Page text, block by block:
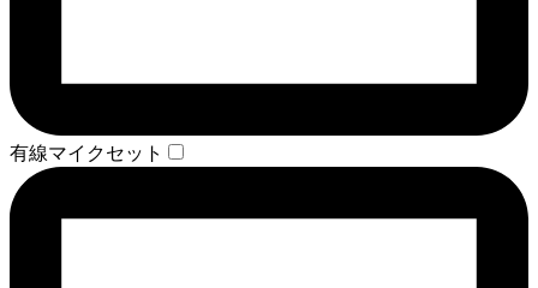
有線マイクセット